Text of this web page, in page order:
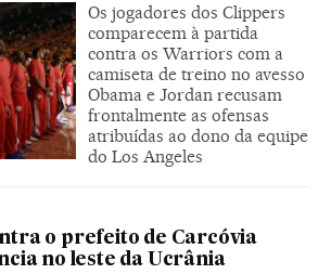
Os jogadores dos Clippers
comparecem à partida
contra os Warriors com a
camiseta de treino no avesso
Obama e Jordan recusam
frontalmente as ofensas
atribuídas ao dono da equipe
do Los Angeles
o prefeito de Carcóvia
no leste da Ucrânia